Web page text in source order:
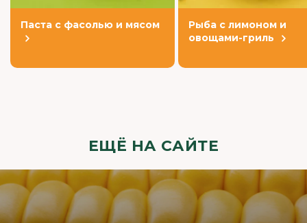
Паста с фасолью и мясом
Рыба с лимоном и
овощами-гриль
ЕЩЁ НА САЙТЕ